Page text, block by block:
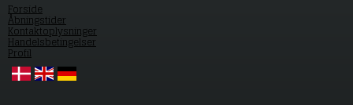
Forside
Åbningstider
Kontaktoplysninger
Handelsbetingelser
Profil